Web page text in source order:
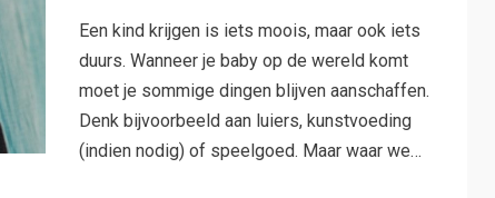
Een kind krijgen is iets moois, maar ook iets
duurs. Wanneer je baby op de wereld komt
moet je sommige dingen blijven aanschaffen.
Denk bijvoorbeeld aan luiers, kunstvoeding
(indien nodig) of speelgoed. Maar waar we…